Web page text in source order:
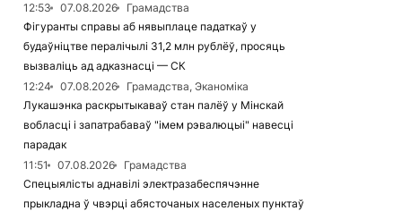
12:53
07.08.2026
Грамадства
Фігуранты справы аб нявыплаце падаткаў у
будаўніцтве пералічылі 31,2 млн рублёў, просяць
вызваліць ад адказнасці — СК
12:24
07.08.2026
Грамадства, Эканоміка
Лукашэнка раскрытыкаваў стан палёў у Мінскай
вобласці і запатрабаваў "імем рэвалюцыі" навесці
парадак
11:51
07.08.2026
Грамадства
Спецыялісты аднавілі электразабеспячэнне
прыкладна ў чвэрці абясточаных населеных пунктаў